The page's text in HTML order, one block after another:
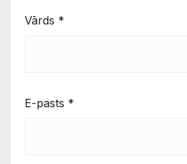
Vārds *
E-pasts *